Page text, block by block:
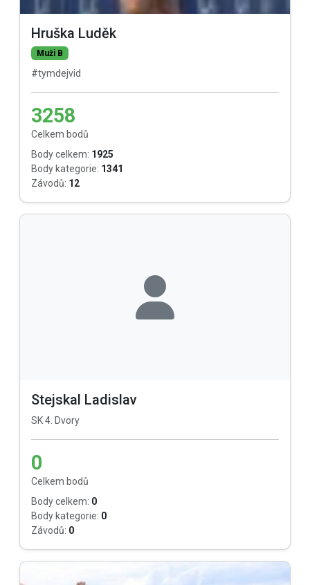
Hruška Luděk
Muži B
#tymdejvid
3258
Celkem bodů
Body celkem: 1925
Body kategorie: 1341
Závodů: 12
Stejskal Ladislav
SK 4. Dvory
0
Celkem bodů
Body celkem: 0
Body kategorie: 0
Závodů: 0